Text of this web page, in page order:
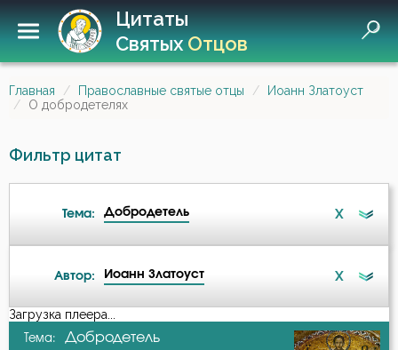
Цитаты
СвятыхОтцов
Главная Православные святые отцы
Иоанн Златоуст
О добродетелях
Фильтр цитат
Тема: Добродетель X
Ад
Автор: Иоанн Златоуст X
А-я
Загрузка плеера...
Тема: Добродетель